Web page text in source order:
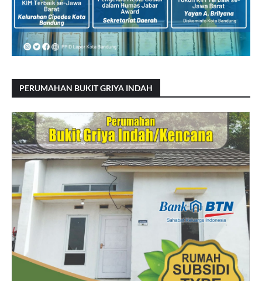
PERUMAHAN BUKIT GRIYA INDAH